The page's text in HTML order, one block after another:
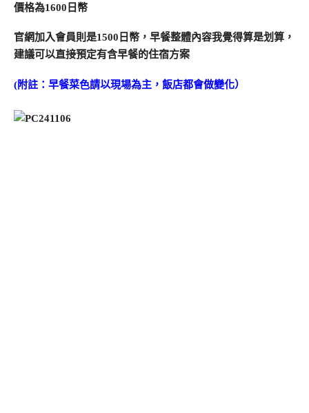
價格為1600日幣
官網加入會員則是1500日幣，早餐整體內容我覺得算是划算，
建議可以直接預定有含早餐的住宿方案
(附註：早餐菜色請以現場為主，飯店都會做變化）